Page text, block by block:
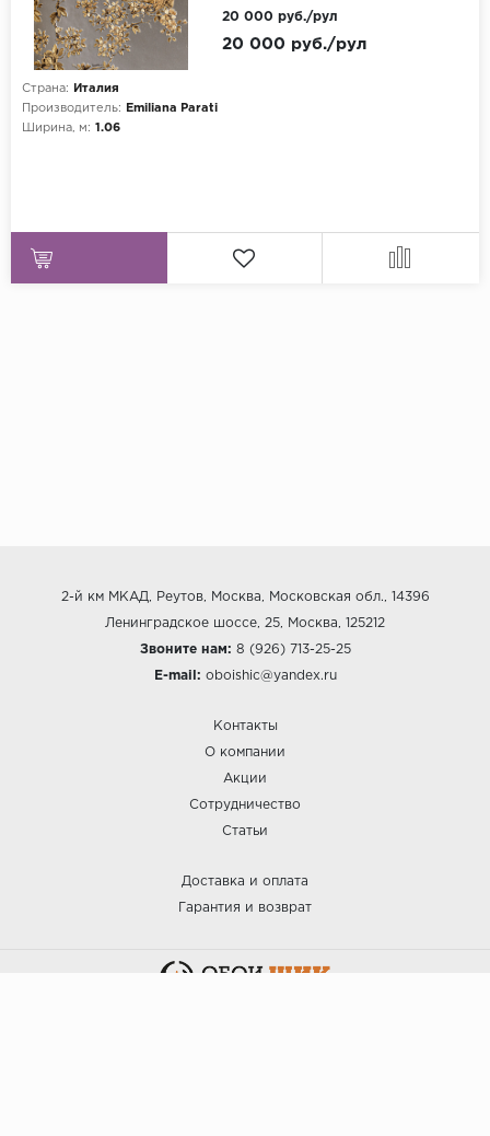
Страна:
Италия
Производитель:
Emiliana Parati
Ширина, м: 1.06
20 000 руб./рул
20 000 руб./рул
2-й км МКАД, Реутов, Москва, Московская обл., 14396
Ленинградское шоссе, 25, Москва, 125212
Звоните нам: 8 (926) 713-25-25
E-mail: oboishic@yandex.ru
Контакты
О компании
Акции
Сотрудничество
Статьи
Доставка и оплата
Гарантия и возврат